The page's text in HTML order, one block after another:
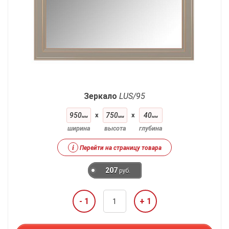
Зеркало LUS/95
950мм
ширина
x 750мм
высота
x 40мм
глубина
i Перейти на страницу товара
207 руб.
- 1 + 1